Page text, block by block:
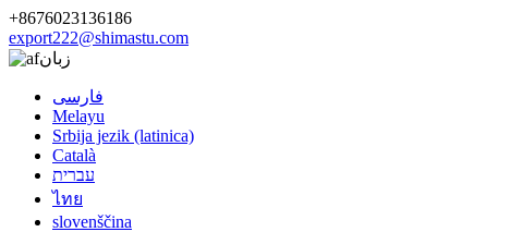
+8676023136186
export222@shimastu.com
زبان
فارسی
Melayu
Srbija jezik (latinica)
Català
עברית
ไทย
slovenščina